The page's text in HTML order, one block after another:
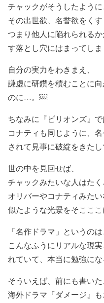
チャックがそうしたように
その出世欲、名誉欲をくす
つまり他人に陥れられる
す落とし穴にはまってしま
自分の実力をわきまえ、
謙虚に研鑽を積むことに
のに…。￼
ちなみに『ビリオンズ』で
コナティも同じように、
されて見事に破綻をきたし
世の中を見回せば、
チャックみたいな人はたく
オリバーやコナティみたい
似たような光景をそこここ
「名作ドラマ」というのは
こんなふうにリアルな現
れていて、本当に勉強にな
そういえば、前にも書いた
海外ドラマ『ダメージ』